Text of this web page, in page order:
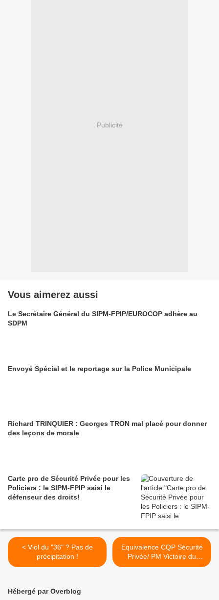
Publicité
Vous aimerez aussi
Le Secrétaire Général du SIPM-FPIP/EUROCOP adhère au
SDPM
Envoyé Spécial et le reportage sur la Police Municipale
Richard TRINQUIER : Georges TRON mal placé pour donner
des leçons de morale
Carte pro de Sécurité Privée pour les
Policiers : le SIPM-FPIP saisi le
défenseur des droits!
< Viol du "36" ? Pas de
précipitation !
Equivalence CQP Sécurité
Privée/ PM Victoire du
SIPM-FPIP >
Hébergé par Overblog